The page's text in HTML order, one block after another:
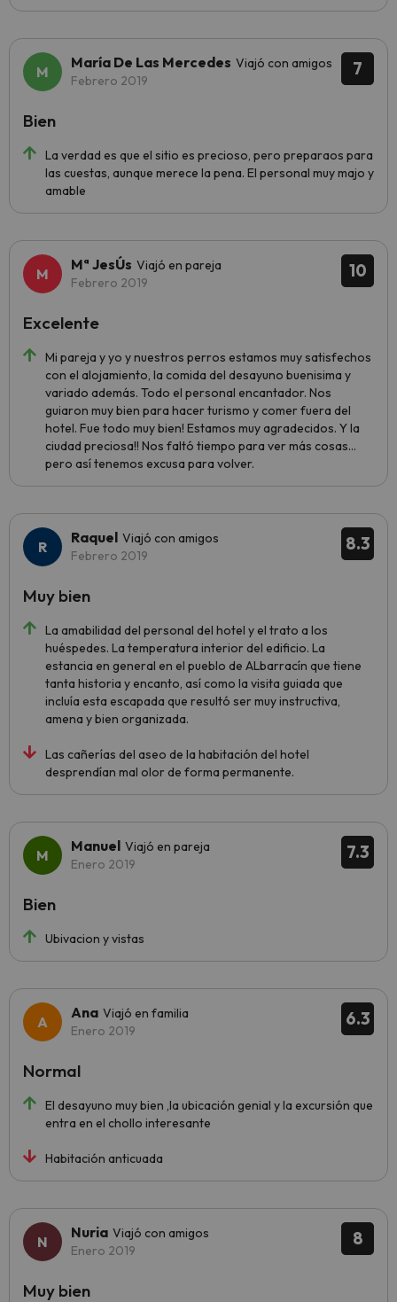
7
María De Las Mercedes Viajó con amigos
Febrero 2019
La verdad es que el sitio es precioso, pero preparaos para
las cuestas, aunque merece la pena. El personal muy majo y
amable
Bien
10
Mª JesÚs Viajó en pareja
Febrero 2019
Mi pareja y yo y nuestros perros estamos muy satisfechos
con el alojamiento, la comida del desayuno buenisima y
variado además. Todo el personal encantador. Nos
guiaron muy bien para hacer turismo y comer fuera del
hotel. Fue todo muy bien! Estamos muy agradecidos. Y la
ciudad preciosa!! Nos faltó tiempo para ver más cosas...
pero así tenemos excusa para volver.
Excelente
8.3
Raquel Viajó con amigos
Febrero 2019
La amabilidad del personal del hotel y el trato a los
huéspedes. La temperatura interior del edificio. La
estancia en general en el pueblo de ALbarracín que tiene
tanta historia y encanto, así como la visita guiada que
incluía esta escapada que resultó ser muy instructiva,
amena y bien organizada.
Las cañerías del aseo de la habitación del hotel
desprendían mal olor de forma permanente.
Muy bien
7.3
Manuel Viajó en pareja
Enero 2019
Ubivacion y vistas
Bien
6.3
Ana Viajó en familia
Enero 2019
El desayuno muy bien ,la ubicación genial y la excursión que
entra en el chollo interesante
Habitación anticuada
Normal
8
Nuria Viajó con amigos
Enero 2019
Muy bien